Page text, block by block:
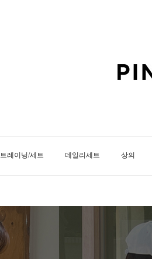
트레이닝/세트 데일리세트 상의